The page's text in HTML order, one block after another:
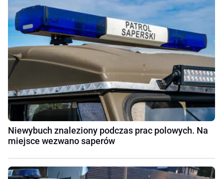
Niewybuch znaleziony podczas prac polowych. Na
miejsce wezwano saperów